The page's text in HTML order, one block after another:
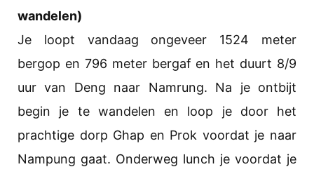
wandelen)
Je loopt vandaag ongeveer 1524 meter
bergop en 796 meter bergaf en het duurt 8/9
uur van Deng naar Namrung. Na je ontbijt
begin je te wandelen en loop je door het
prachtige dorp Ghap en Prok voordat je naar
Nampung gaat. Onderweg lunch je voordat je